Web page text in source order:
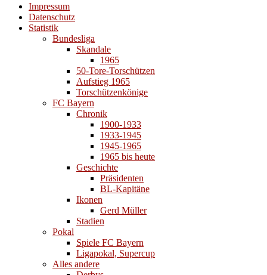
Impressum
Datenschutz
Statistik
Bundesliga
Skandale
1965
50-Tore-Torschützen
Aufstieg 1965
Torschützenkönige
FC Bayern
Chronik
1900-1933
1933-1945
1945-1965
1965 bis heute
Geschichte
Präsidenten
BL-Kapitäne
Ikonen
Gerd Müller
Stadien
Pokal
Spiele FC Bayern
Ligapokal, Supercup
Alles andere